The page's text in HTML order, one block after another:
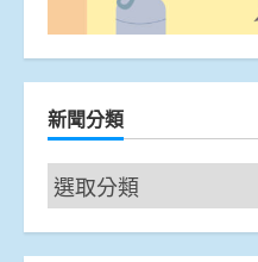
新聞分類
新
聞
分